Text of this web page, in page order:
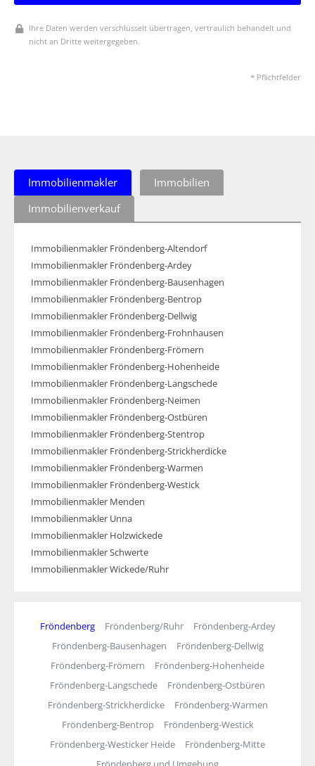
Ihre Daten werden verschlüsselt übertragen, vertraulich behandelt und
nicht an Dritte weitergegeben.
* Pflichtfelder
Immobilienmakler
Immobilien
Immobilienverkauf
Immobilienmakler Fröndenberg-Altendorf
Immobilienmakler Fröndenberg-Ardey
Immobilienmakler Fröndenberg-Bausenhagen
Immobilienmakler Fröndenberg-Bentrop
Immobilienmakler Fröndenberg-Dellwig
Immobilienmakler Fröndenberg-Frohnhausen
Immobilienmakler Fröndenberg-Frömern
Immobilienmakler Fröndenberg-Hohenheide
Immobilienmakler Fröndenberg-Langschede
Immobilienmakler Fröndenberg-Neimen
Immobilienmakler Fröndenberg-Ostbüren
Immobilienmakler Fröndenberg-Stentrop
Immobilienmakler Fröndenberg-Strickherdicke
Immobilienmakler Fröndenberg-Warmen
Immobilienmakler Fröndenberg-Westick
Immobilienmakler Menden
Immobilienmakler Unna
Immobilienmakler Holzwickede
Immobilienmakler Schwerte
Immobilienmakler Wickede/Ruhr
Fröndenberg Fröndenberg/Ruhr
Fröndenberg-Ardey
Fröndenberg-Bausenhagen
Fröndenberg-Dellwig
Fröndenberg-Frömern
Fröndenberg-Hohenheide
Fröndenberg-Langschede
Fröndenberg-Ostbüren
Fröndenberg-Strickherdicke
Fröndenberg-Warmen
Fröndenberg-Bentrop
Fröndenberg-Westick
Fröndenberg-Westicker Heide
Fröndenberg-Mitte